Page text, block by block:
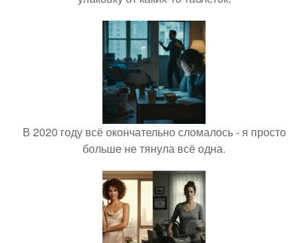
В 2020 году всё окончательно сломалось - я просто
больше не тянула всё одна.